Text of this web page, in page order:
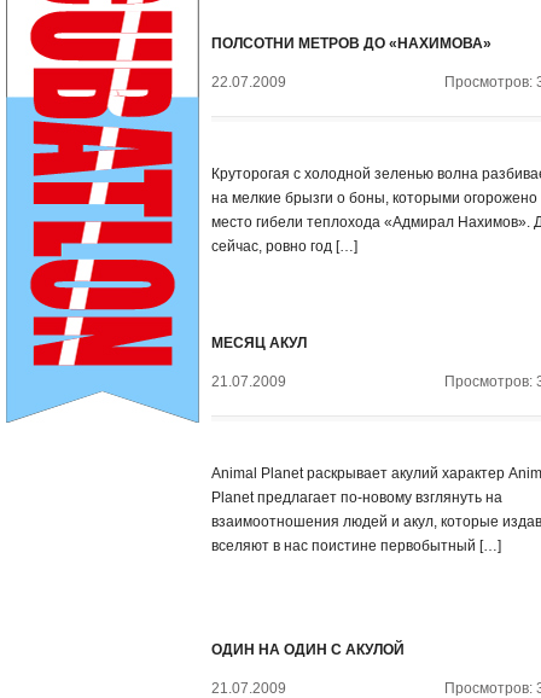
ПОЛСОТНИ МЕТРОВ ДО «НАХИМОВА»
22.07.2009 Просмотров:
Круторогая с холодной зеленью волна
на мелкие брызги о боны, которыми огорожено
место гибели теплохода «Адмирал Нахимов».
сейчас, ровно год […]
МЕСЯЦ АКУЛ
21.07.2009 Просмотров:
Animal Planet раскрывает акулий характер
Planet предлагает по-новому взглянуть на
взаимоотношения людей и акул, которые
вселяют в нас поистине первобытный […]
ОДИН НА ОДИН С АКУЛОЙ
21.07.2009 Просмотров: